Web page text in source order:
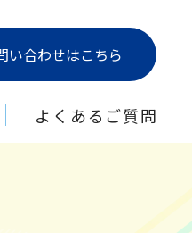
よくあるご質問
い合わせはこちら